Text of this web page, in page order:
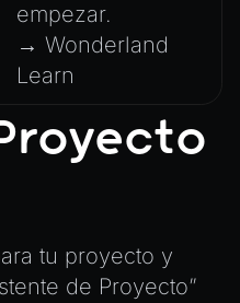
empezar.
→ Wonderland
Learn
tu proyecto y
de Proyecto”